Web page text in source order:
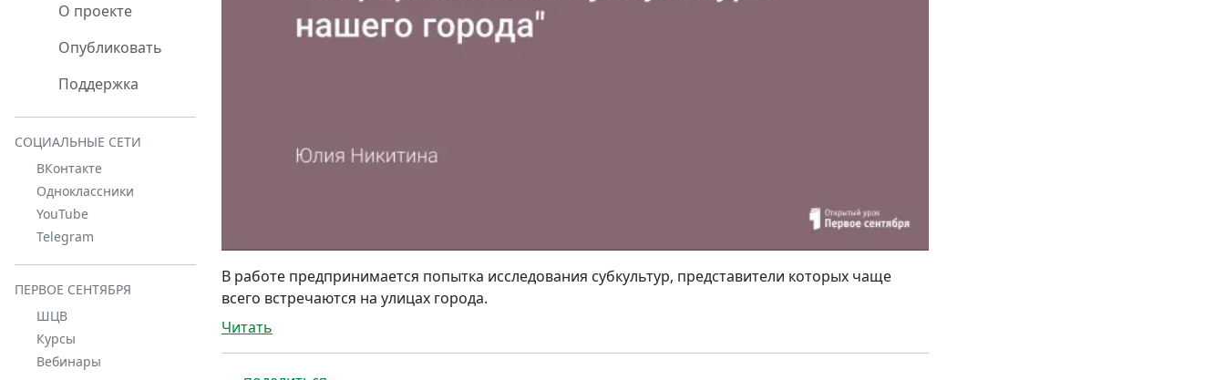
О проекте
Опубликовать
Поддержка
СОЦИАЛЬНЫЕ СЕТИ
ВКонтакте
Одноклассники
YouTube
Telegram
ПЕРВОЕ СЕНТЯБРЯ
ШЦВ
Курсы
Вебинары
В работе предпринимается попытка исследования субкультур, представители которых чаще
всего встречаются на улицах города.
Читать